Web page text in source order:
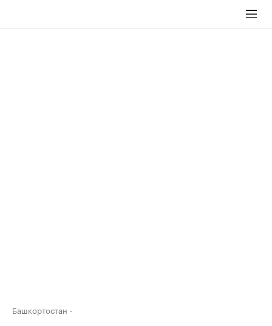
Башкортостан